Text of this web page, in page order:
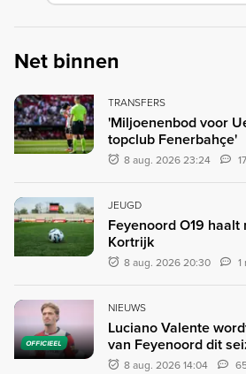
Net binnen
TRANSFERS
'Miljoenenbod voor
topclub Fenerbahçe'
8 aug. 2026 23:24
JEUGD
Feyenoord O19
Kortrijk
8 aug. 2026 20:30
OFFICIEEL
NIEUWS
Luciano Valente
van Feyenoord dit
8 aug. 2026 14:04